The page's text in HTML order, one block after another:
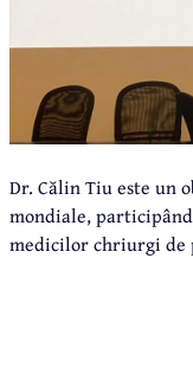
Dr. Călin Tiu este un
mondiale,
medicilor chriurgi de